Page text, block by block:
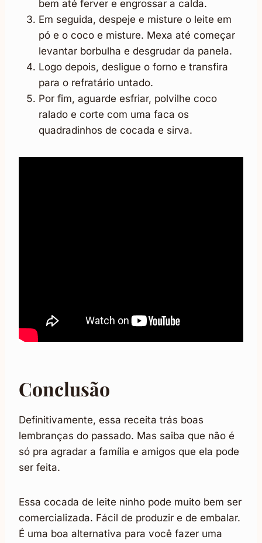
bem até ferver e engrossar a calda.
Em seguida, despeje e misture o leite em
pó e o coco e misture. Mexa até começar
levantar borbulha e desgrudar da panela.
Logo depois, desligue o forno e transfira
para o refratário untado.
Por fim, aguarde esfriar, polvilhe coco
ralado e corte com uma faca os
quadradinhos de cocada e sirva.
Conclusão
Definitivamente, essa receita trás boas
lembranças do passado. Mas saiba que não é
só pra agradar a família e amigos que ela pode
ser feita.
Essa cocada de leite ninho pode muito bem ser
comercializada. Fácil de produzir e de embalar.
É uma boa alternativa para você fazer uma